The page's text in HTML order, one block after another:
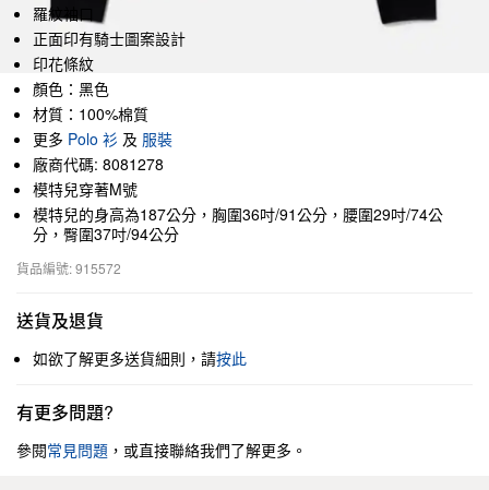
羅紋袖口
正面印有騎士圖案設計
印花條紋
顏色：黑色
材質：100%棉質
更多 Polo 衫 及 服裝
廠商代碼: 8081278
模特兒穿著M號
模特兒的身高為187公分，胸圍36吋/91公分，腰圍29吋/74公
分，臀圍37吋/94公分
貨品編號: 915572
送貨及退貨
如欲了解更多送貨細則，請按此
有更多問題?
參閱常見問題 ，或直接聯絡我們了解更多。